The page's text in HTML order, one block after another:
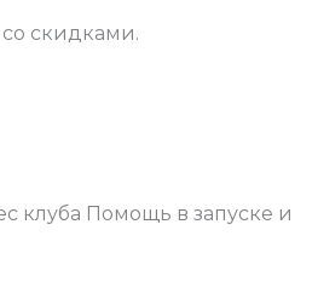
скидками.
клуба Помощь в запуске и